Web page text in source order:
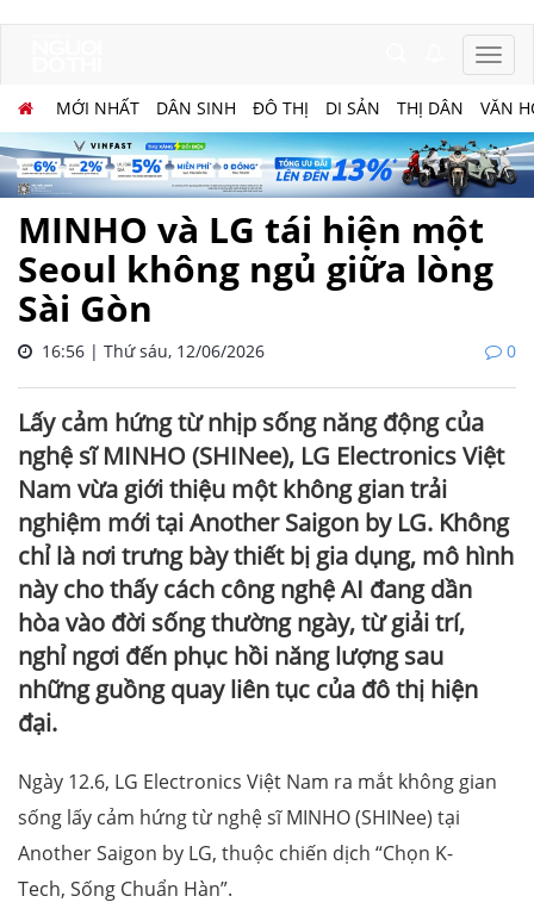
MỚI NHẤT DÂN SINH ĐÔ THỊ DI SẢN THỊ DÂN VĂN
MINHO và LG tái hiện một
Seoul không ngủ giữa lòng
Sài Gòn
16:56 | Thứ sáu, 12/06/2026 0
Lấy cảm hứng từ nhịp sống năng động của
nghệ sĩ MINHO (SHINee), LG Electronics Việt
Nam vừa giới thiệu một không gian trải
nghiệm mới tại Another Saigon by LG. Không
chỉ là nơi trưng bày thiết bị gia dụng, mô hình
này cho thấy cách công nghệ AI đang dần
hòa vào đời sống thường ngày, từ giải trí,
nghỉ ngơi đến phục hồi năng lượng sau
những guồng quay liên tục của đô thị hiện
đại.
Ngày 12.6, LG Electronics Việt Nam ra mắt không gian
sống lấy cảm hứng từ nghệ sĩ MINHO (SHINee) tại
Another Saigon by LG, thuộc chiến dịch “Chọn K-
Tech, Sống Chuẩn Hàn”.